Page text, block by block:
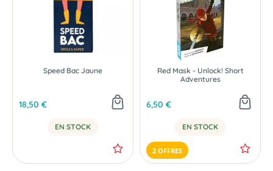
Speed Bac Jaune
18,50 €
EN STOCK
Red Mask - Unlock! Short
Adventures
6,50 €
EN STOCK
2 OFFRES